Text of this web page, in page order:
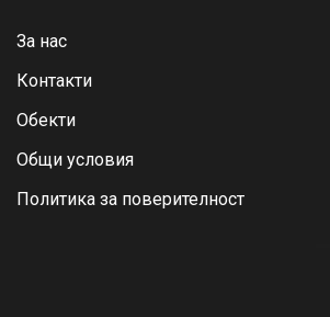
За нас
Контакти
Обекти
Общи условия
Политика за поверителност